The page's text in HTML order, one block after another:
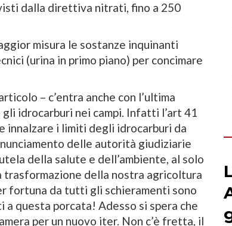
dalla direttiva nitrati, fino a 250
misura le sostanze inquinanti
(urina in primo piano) per concimare
– c’entra anche con l’ultima
idrocarburi nei campi. Infatti l’art 41
innalzare i limiti degli idrocarburi da
delle autorità giudiziarie
della salute e dell’ambiente, al solo
della nostra agricoltura
fortuna da tutti gli schieramenti sono
questa porcata! Adesso si spera che
per un nuovo iter. Non c’è fretta, il